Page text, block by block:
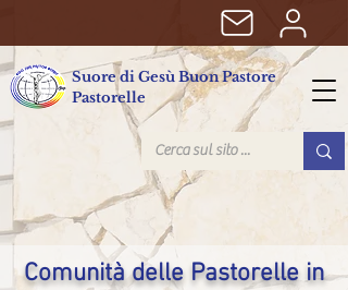
Suore di Gesù Buon Pastore
Pastorelle
Comunità delle Pastorelle in